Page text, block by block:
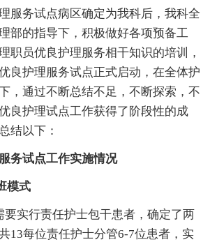
务试点病区确定为我科后，我科全
部的指导下，积极做好各项预备工
职员优良护理服务相干知识的培训，
良护理服务试点正式启动，在全体护
，通过不断总结不足，不断探索，不
良护理试点工作获得了阶段性的成
结以下：
务试点工作实施情况
模式
实行责任护士包干患者，确定了两
13每位责任护士分管6-7位患者，实